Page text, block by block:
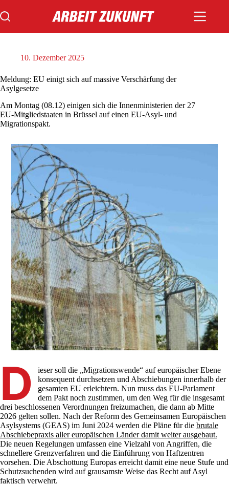
Inhalt
springen
10. Dezember 2025
Meldung: EU einigt sich auf massive Verschärfung der
Asylgesetze
Am Montag (08.12) einigen sich die Innenministerien der 27
EU-Mitgliedstaaten in Brüssel auf einen EU-Asyl- und
Migrationspakt.
D
ieser soll die „Migrationswende“ auf europäischer Ebene
konsequent durchsetzen und Abschiebungen innerhalb der
gesamten EU erleichtern. Nun muss das EU-Parlament
dem Pakt noch zustimmen, um den Weg für die insgesamt
drei beschlossenen Verordnungen freizumachen, die dann ab Mitte
2026 gelten sollen. Nach der Reform des Gemeinsamen Europäischen
Asylsystems (GEAS) im Juni 2024 werden die Pläne für die brutale
Abschiebepraxis aller europäischen Länder damit weiter ausgebaut.
Die neuen Regelungen umfassen eine Vielzahl von Angriffen, die
schnellere Grenzverfahren und die Einführung von Haftzentren
vorsehen. Die Abschottung Europas erreicht damit eine neue Stufe und
Schutzsuchenden wird auf grausamste Weise das Recht auf Asyl
faktisch verwehrt.